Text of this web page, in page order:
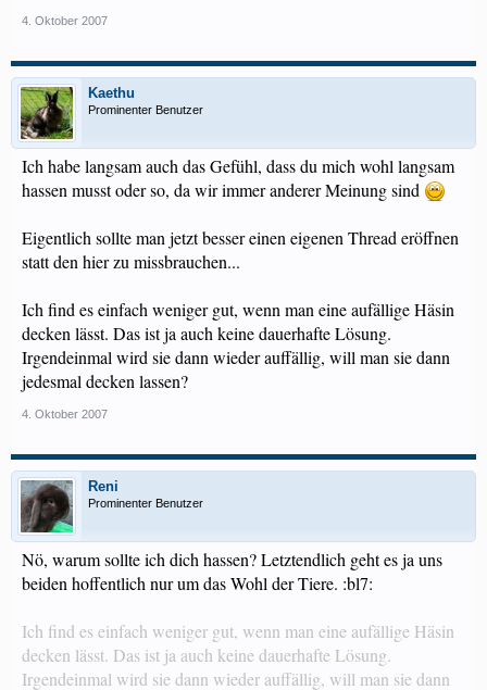
4. Oktober 2007
Kaethu
Prominenter Benutzer
Ich habe langsam auch das Gefühl, dass du mich wohl langsam
hassen musst oder so, da wir immer anderer Meinung sind
Eigentlich sollte man jetzt besser einen eigenen Thread eröffnen
statt den hier zu missbrauchen...
Ich find es einfach weniger gut, wenn man eine aufällige Häsin
decken lässt. Das ist ja auch keine dauerhafte Lösung.
Irgendeinmal wird sie dann wieder auffällig, will man sie dann
jedesmal decken lassen?
4. Oktober 2007
Reni
Prominenter Benutzer
Nö, warum sollte ich dich hassen? Letztendlich geht es ja uns
beiden hoffentlich nur um das Wohl der Tiere. :bl7:
Ich find es einfach weniger gut, wenn man eine aufällige Häsin
decken lässt. Das ist ja auch keine dauerhafte Lösung.
Irgendeinmal wird sie dann wieder auffällig, will man sie dann